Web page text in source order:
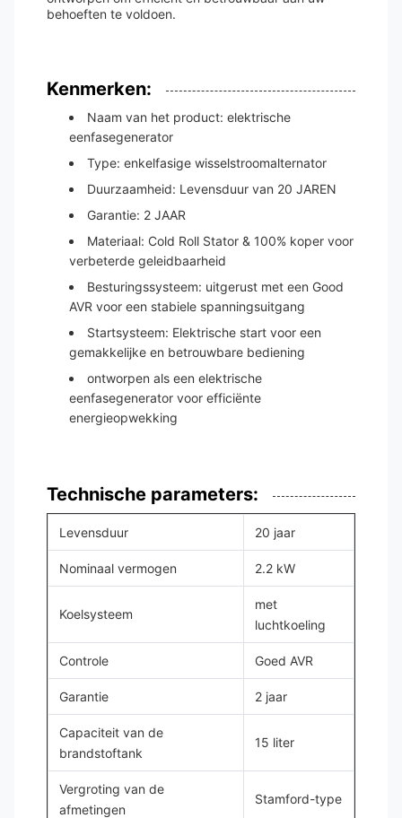
behoeften te voldoen.
Kenmerken:
Naam van het product: elektrische
eenfasegenerator
Type: enkelfasige wisselstroomalternator
Duurzaamheid: Levensduur van 20 JAREN
Garantie: 2 JAAR
Materiaal: Cold Roll Stator & 100% koper voor
verbeterde geleidbaarheid
Besturingssysteem: uitgerust met een Good
AVR voor een stabiele spanningsuitgang
Startsysteem: Elektrische start voor een
gemakkelijke en betrouwbare bediening
ontworpen als een elektrische
eenfasegenerator voor efficiënte
energieopwekking
Technische parameters:
Levensduur 20 jaar
Nominaal vermogen 2.2 kW
Koelsysteem
met
luchtkoeling
Controle Goed AVR
Garantie 2 jaar
Capaciteit van de
brandstoftank
15 liter
Vergroting van de
afmetingen
Stamford-type